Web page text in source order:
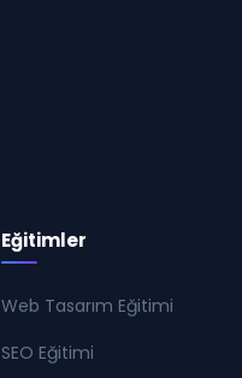
Eğitimler
Web Tasarım Eğitimi
SEO Eğitimi